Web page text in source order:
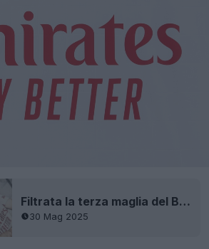
Filtrata la terza maglia del Benfica 25-26
30 Mag 2025